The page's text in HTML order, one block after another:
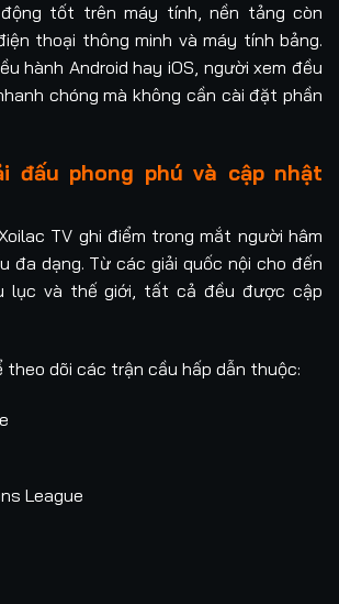
tốt trên máy tính, nền tảng còn
thoại thông minh và máy tính bảng.
hành Android hay iOS, người xem đều
chóng mà không cần cài đặt phần
đấu phong phú và cập nhật
TV ghi điểm trong mắt người hâm
đa dạng. Từ các giải quốc nội cho đến
lục và thế giới, tất cả đều được cập
theo dõi các trận cầu hấp dẫn thuộc:
League